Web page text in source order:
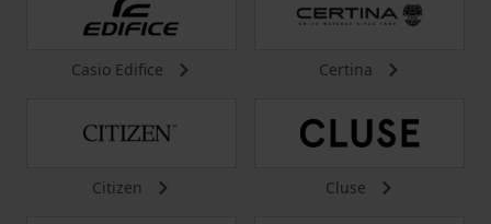
Casio Edifice Certina
Citizen Cluse